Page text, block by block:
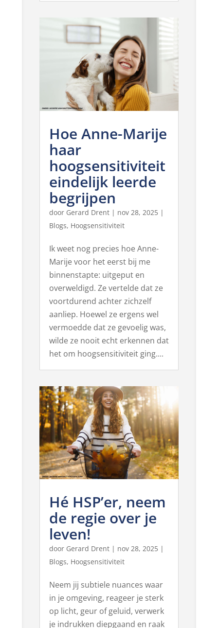
Hoe Anne-Marije
haar
hoogsensitiviteit
eindelijk leerde
begrijpen
door Gerard Drent| nov 28, 2025|
Blogs, Hoogsensitiviteit
Ik weet nog precies hoe Anne-
Marije voor het eerst bij me
binnenstapte: uitgeput en
overweldigd. Ze vertelde dat ze
voortdurend achter zichzelf
aanliep. Hoewel ze ergens wel
vermoedde dat ze gevoelig was,
wilde ze nooit echt erkennen dat
het om hoogsensitiviteit ging....
Hé HSP’er, neem
de regie over je
leven!
door Gerard Drent| nov 28, 2025|
Blogs, Hoogsensitiviteit
Neem jij subtiele nuances waar
in je omgeving, reageer je sterk
op licht, geur of geluid, verwerk
je indrukken diepgaand en raak